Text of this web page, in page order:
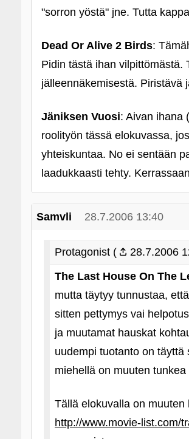
"sorron yöstä" jne. Tutta
Dead Or Alive 2 Birds:
Pidin tästä ihan vilpittömästä.
jälleennäkemisestä. Piristävä
Jäniksen Vuosi: Aivan ihana
roolityön tässä elokuvassa,
yhteiskuntaa. No ei sentään
laadukkaasti tehty.
Samvli 28.7.2006 13:40
Protagonist (
28.7.2006
The Last House On The
mutta täytyy tunnustaa,
sitten pettymys vai
ja muutamat hauskat
uudempi tuotanto on
miehellä on muuten
Tällä elokuvalla on
http://www.movie-list.com/